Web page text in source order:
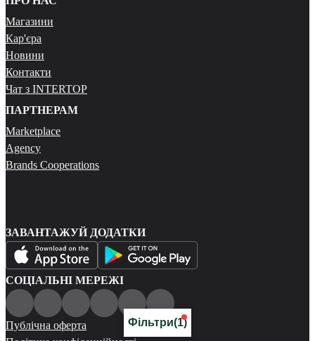
Фільтри(1)
Магазини
Кар'єра
Новини
Контакти
Чат з INTERTOP
ПАРТНЕРАМ
Marketplace
Agency
Brands Cooperations
ЗАВАНТАЖУЙ ДОДАТКИ
СОЦІАЛЬНІ МЕРЕЖІ
Публічна оферта